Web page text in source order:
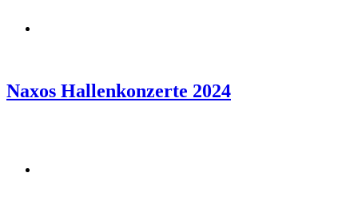
Naxos Hallenkonzerte 2024